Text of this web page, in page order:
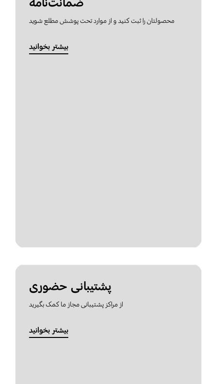
محصولتان را ثبت کنید و از موارد تحت پوشش مطلع شوید
بیشتر بخوانید
پشتیبانی حضوری
از مراکز پشتیبانی مجاز ما کمک بگیرید
بیشتر بخوانید